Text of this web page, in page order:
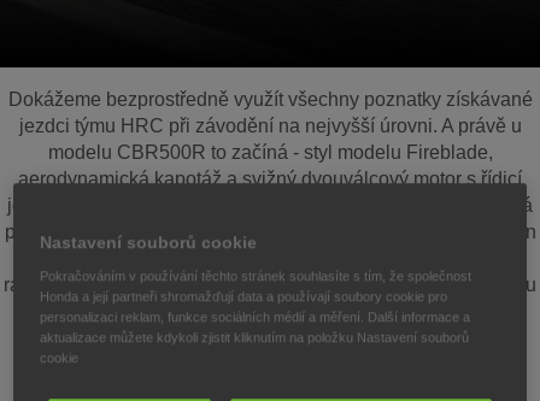
Dokážeme bezprostředně využít všechny poznatky získávané
jezdci týmu HRC při závodění na nejvyšší úrovni. A právě u
modelu CBR500R to začíná - styl modelu Fireblade,
aerodynamická kapotáž a svižný dvouválcový motor s řídicí
jednotkou vyladěnou pro akceleraci. Systém E-Clutch přidává
plynulé, bezspojkové řazení, které umožňuje plně využít výkon
radiálně montovanými třmeny. TFT displej s plnou konektivitou
a systém kontroly trakce HSTC jsou příklady začlenění
vyspělých technologií. V městském provozu, na venkovské
silnici nebo na závodní dráze – tento motocykl je přímo
Nastavení souborů cookie
Pokračováním v používání těchto stránek souhlasíte s tím, že společnost
Honda a její partneři shromažďují data a používají soubory cookie pro
personalizaci reklam, funkce sociálních médií a měření. Další informace a
aktualizace můžete kdykoli zjistit kliknutím na položku Nastavení souborů
cookie